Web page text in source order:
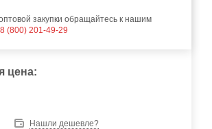
закупки обращайтесь к нашим
8 (800) 201-49-29
цена:
Нашли дешевле?